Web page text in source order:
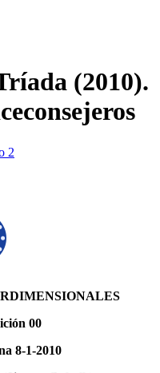
(2010).
2
00
8-1-2010